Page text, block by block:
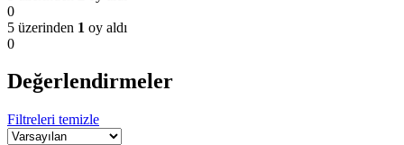
0
5 üzerinden 1 oy aldı
0
Değerlendirmeler
Filtreleri temizle